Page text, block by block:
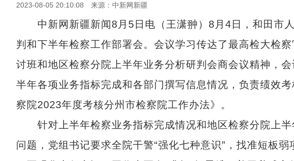
2023-08-05 20:10:08 来源：中新网新疆
中新网新疆新闻8月5日电（王潇翀）8月4日，和田市
判和下半年检察工作部署会。会议学习传达了最高检大检
讨班和地区检察分院上半年业务分析研判会商会议精神，
半年各项业务指标完成和各部门撰写信息情况，负责绩效
察院2023年度考核分州市检察院工作办法》。
针对上半年检察业务指标完成情况和地区检察分院上半
问题，党组书记要求全院干警“强化七种意识”，找准短板弱